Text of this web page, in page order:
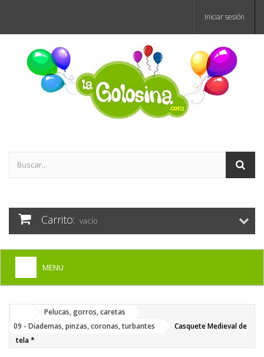
Iniciar sesión
Carrito: vacío
MENU
+
DISFRACES PARA ADULTOS
+
DISFRACES INFANTILES
Pelucas, gorros, caretas
09 - Diademas, pinzas, coronas, turbantes
Casquete Medieval de
tela *